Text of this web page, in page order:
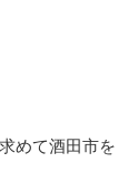
めて酒田市を